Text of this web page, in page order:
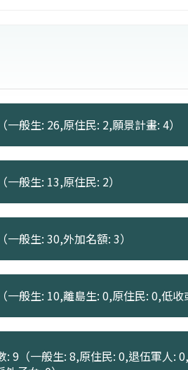
一般生: 26,原住民: 2,願景計畫: 4）
一般生: 13,原住民: 2）
一般生: 30,外加名額: 3）
一般生: 10,離島生: 0,原住民: 0,低收
: 9（一般生: 8,原住民: 0,退伍軍人: